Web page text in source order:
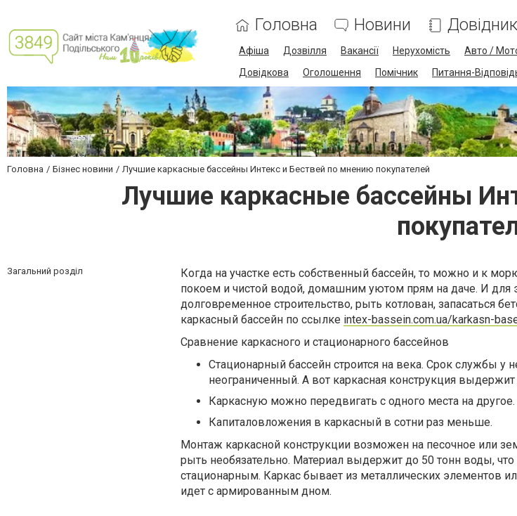
Головна Новини Довідник
Афіша Дозвілля Вакансії Нерухомість Авто /
Довідкова
Оголошення Помічник Питання-
Головна Бізнес новини Лучшие каркасные бассейны Интекс и Бествей по мнению покупателей
Лучшие каркасные бассейны
Загальний розділ
Когда на участке есть собственный бассейн, то можно и к
покоем и чистой водой, домашним уютом прям на даче. И для
долговременное строительство, рыть котлован, запасаться
каркасный бассейн по ссылке intex-bassein.com.ua/karkasn-
Сравнение каркасного и стационарного бассейнов
Стационарный бассейн строится на века. Срок службы у
неограниченный. А вот каркасная конструкция
Каркасную можно передвигать с одного места на другое.
Капиталовложения в каркасный в сотни раз меньше.
Монтаж каркасной конструкции возможен на песочное или
рыть необязательно. Материал выдержит до 50 тонн воды,
стационарным. Каркас бывает из металлических элементов
идет с армированным дном.